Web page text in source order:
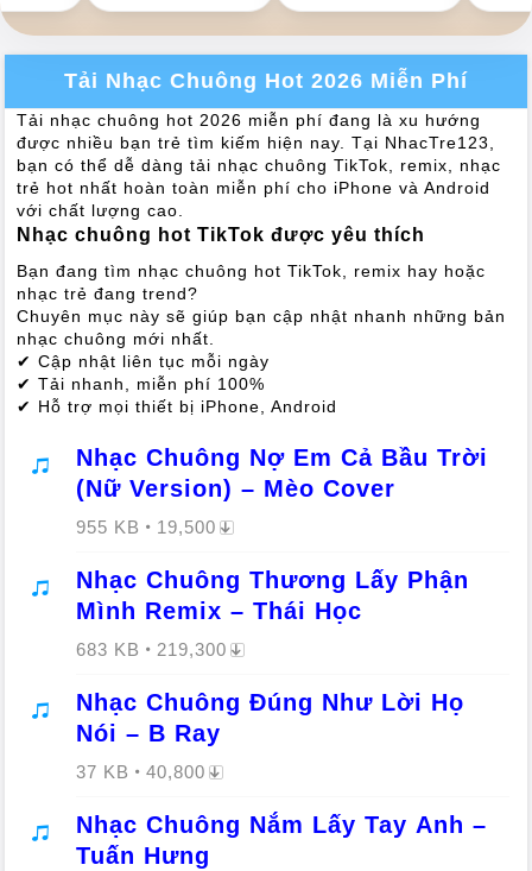
Tải Nhạc Chuông Hot 2026 Miễn Phí
Tải nhạc chuông hot 2026 miễn phí đang là xu hướng
được nhiều bạn trẻ tìm kiếm hiện nay. Tại NhacTre123,
bạn có thể dễ dàng tải nhạc chuông TikTok, remix, nhạc
trẻ hot nhất hoàn toàn miễn phí cho iPhone và Android
với chất lượng cao.
Nhạc chuông hot TikTok được yêu thích
Bạn đang tìm nhạc chuông hot TikTok, remix hay hoặc
nhạc trẻ đang trend?
Chuyên mục này sẽ giúp bạn cập nhật nhanh những bản
nhạc chuông mới nhất.
✔ Cập nhật liên tục mỗi ngày
✔ Tải nhanh, miễn phí 100%
✔ Hỗ trợ mọi thiết bị iPhone, Android
Nhạc Chuông Nợ Em Cả Bầu Trời
(Nữ Version) – Mèo Cover
955 KB 19,500
Nhạc Chuông Thương Lấy Phận
Mình Remix – Thái Học
683 KB 219,300
Nhạc Chuông Đúng Như Lời Họ
Nói – B Ray
37 KB 40,800
Nhạc Chuông Nắm Lấy Tay Anh –
Tuấn Hưng